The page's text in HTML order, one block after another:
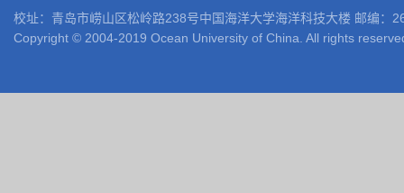
校址：青岛市崂山区松岭路238号中国海洋大学海洋科技大楼 邮编
Copyright © 2004-2019 Ocean University of China. All rights